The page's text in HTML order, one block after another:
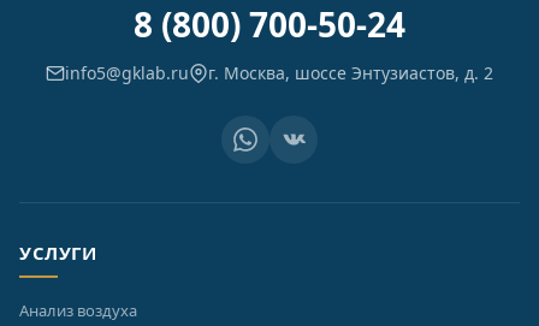
8 (800) 700-50-24
info5@gklab.ru г. Москва, шоссе Энтузиастов, д. 2
УСЛУГИ
Анализ воздуха